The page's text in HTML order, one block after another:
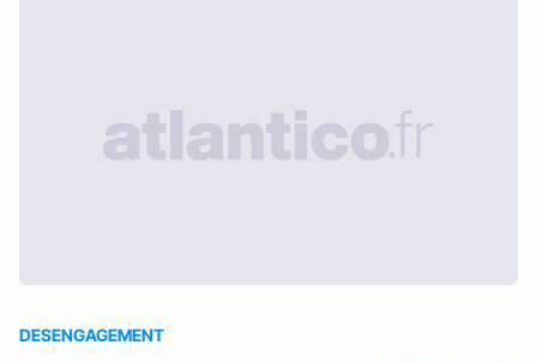
DESENGAGEMENT